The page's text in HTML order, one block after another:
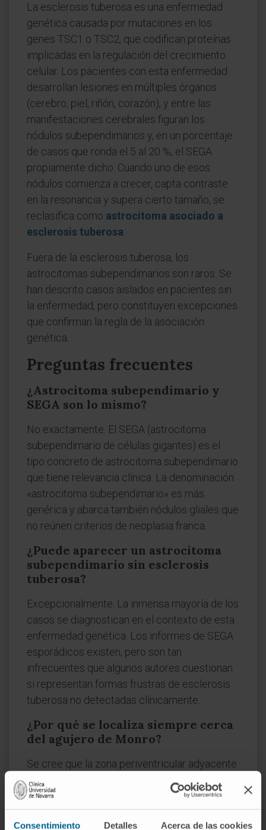
Consentimiento Detalles Acerca de las cookies
La esclerosis tuberosa es una enfermedad
genética causada por mutaciones en los
genes TSC1 o TSC2, que codifican proteínas
implicadas en la regulación del crecimiento
celular. Los pacientes con esta enfermedad
desarrollan lesiones en múltiples órganos
(cerebro, piel, riñón, corazón), y entre las
manifestaciones cerebrales figuran los
nódulos subependimarios y, en un porcentaje
de casos que ronda el 5 al 20 %, el SEGA
propiamente dicho. Cuando uno de esos
nódulos comienza a crecer, capta contraste
en la resonancia y supera cierto tamaño, se
reclasifica como astrocitoma asociado a
esclerosis tuberosa
Fuera de la esclerosis tuberosa, los
astrocitomas subependimarios son raros. Se
han descrito casos aislados en pacientes sin
la enfermedad, pero constituyen excepciones
que confirman la regla de la asociación
genética.
Preguntas frecuentes
¿Astrocitoma subependimario y
SEGA son lo mismo?
No exactamente. El SEGA (astrocitoma
subependimario de células gigantes) es el
tipo concreto de astrocitoma subependimario
que tiene relevancia clínica. La denominación
«astrocitoma subependimario» es más
genérica y abarca también nódulos gliales que
no reúnen criterios de neoplasia franca.
¿Puede aparecer un astrocitoma
subependimario sin esclerosis
tuberosa?
Excepcionalmente. La inmensa mayoría de los
casos se diagnostican en el contexto de esta
enfermedad genética. Los informes de SEGA
esporádicos existen, pero son tan
infrecuentes que algunos autores cuestionan
si representan formas frustras de esclerosis
tuberosa no detectadas clínicamente.
¿Por qué se localiza siempre cerca
del agujero de Monro?
Se cree que la zona periventricular adyacente
al agujero interventricular concentra una
población de células progenitoras gliales
especialmente sensible a la pérdida de